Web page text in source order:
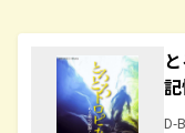
D-